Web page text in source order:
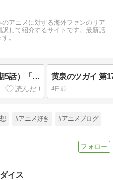
のアニメに対する海外ファンのリア
訳して紹介するサイトです。最新話
。
正反対な君と僕 第17話（第2期5話）「バレンタイン」海外の反応
4日前
#アニメ好き #アニメブログ
イス